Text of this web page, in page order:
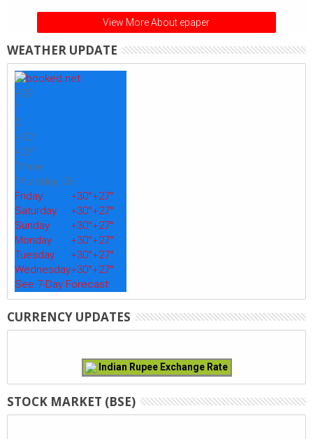
View More About epaper
WEATHER UPDATE
+29
°
C
+30°
+27°
Thane
Thursday, 06
Friday
+30°+27°
Saturday
+30°+27°
Sunday
+30°+27°
Monday
+30°+27°
Tuesday
+30°+27°
Wednesday+30°+27°
See 7-Day Forecast
CURRENCY UPDATES
Indian Rupee Exchange Rate
STOCK MARKET (BSE)